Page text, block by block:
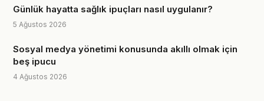
Günlük hayatta sağlık ipuçları nasıl uygulanır?
5 Ağustos 2026
Sosyal medya yönetimi konusunda akıllı olmak için
beş ipucu
4 Ağustos 2026